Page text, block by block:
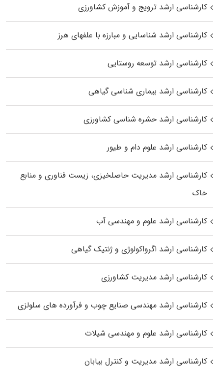
کارشناسی ارشد ترویج و آموزش کشاورزی
کارشناسی ارشد شناسایی و مبارزه با علفهای هرز
کارشناسی ارشد توسعه روستایی
کارشناسی ارشد بیماری‌ شناسی گیاهی
کارشناسی ارشد حشره‌ شناسی کشاورزی
کارشناسی ارشد علوم دام و طیور
کارشناسی ارشد مدیریت حاصلخیزی، زیست فناوری و منابع
خاک
کارشناسی ارشد علوم و مهندسی آب
کارشناسی ارشد اگرواکولوژی و ژنتیک گیاهی
کارشناسی ارشد مدیریت کشاورزی
کارشناسی ارشد مهندسی صنایع چوب و فرآورده‌ های سلولزی
کارشناسی ارشد علوم و مهندسی شیلات
کارشناسی ارشد مدیریت و کنترل بیابان